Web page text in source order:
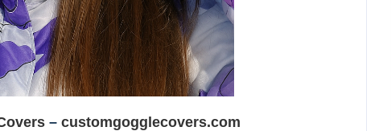
– customgogglecovers.com